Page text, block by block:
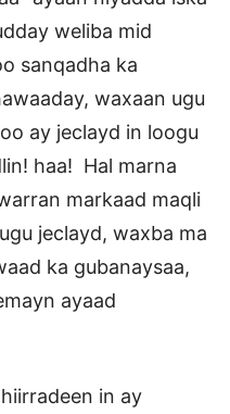
weliba mid
sanqadha ka
waxaan ugu
ay jeclayd in loogu
haa! Hal marna
markaad maqli
jeclayd, waxba ma
ka gubanaysaa,
ayaad
in ay